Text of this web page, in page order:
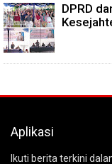
DPRD
Aplikasi
Ikuti berita terkini